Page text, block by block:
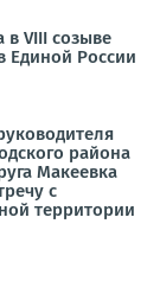
в VIII созыве
Единой России
района
Макеевка
с
территории